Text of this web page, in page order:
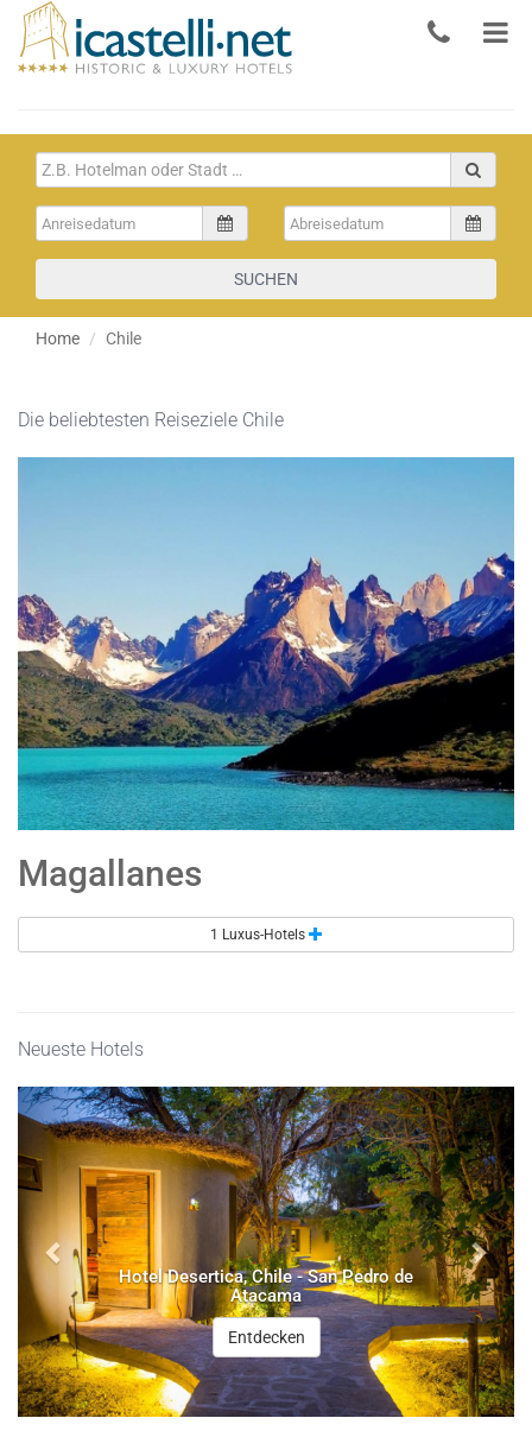
SUCHEN
Home Chile
Die beliebtesten Reiseziele Chile
Magallanes
1 Luxus-Hotels
Neueste Hotels
Pedro de
Nayara Alto Atacama, Chile -
Atacama
Entdecken